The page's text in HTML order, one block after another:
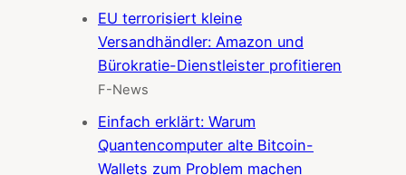
EU terrorisiert kleine
Versandhändler: Amazon und
Bürokratie-Dienstleister profitieren
F-News
Einfach erklärt: Warum
Quantencomputer alte Bitcoin-
Wallets zum Problem machen